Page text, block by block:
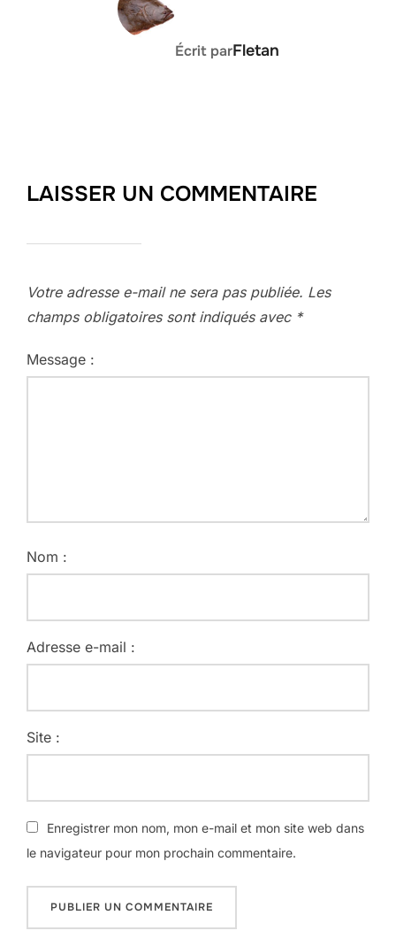
Écrit parFletan
LAISSER UN COMMENTAIRE
Votre adresse e-mail ne sera pas publiée. Les
champs obligatoires sont indiqués avec *
Message :
Nom :
Adresse e-mail :
Site :
Enregistrer mon nom, mon e-mail et mon site web dans
le navigateur pour mon prochain commentaire.